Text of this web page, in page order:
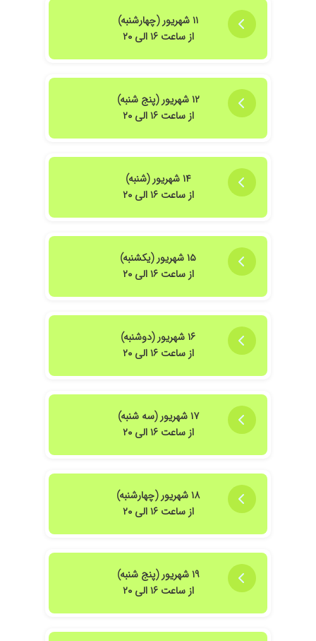
۱۱ شهریور (چهارشنبه)
از ساعت ۱۶ الی ۲۰
۱۲ شهریور (پنج شنبه)
از ساعت ۱۶ الی ۲۰
۱۴ شهریور (شنبه)
از ساعت ۱۶ الی ۲۰
۱۵ شهریور (یکشنبه)
از ساعت ۱۶ الی ۲۰
۱۶ شهریور (دوشنبه)
از ساعت ۱۶ الی ۲۰
۱۷ شهریور (سه شنبه)
از ساعت ۱۶ الی ۲۰
۱۸ شهریور (چهارشنبه)
از ساعت ۱۶ الی ۲۰
۱۹ شهریور (پنج شنبه)
از ساعت ۱۶ الی ۲۰